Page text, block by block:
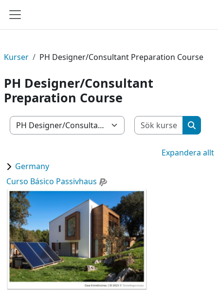
Sidopanel
Kurser PH Designer/Consultant Preparation Course
PH Designer/Consultant
Preparation Course
Kurskategorier
Sök
Sök
Expandera allt
Germany
Curso Básico Passivhaus